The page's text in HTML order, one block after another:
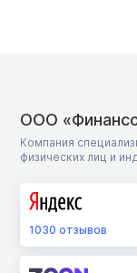
ООО
Компания
физических лиц и
1030 отзывов